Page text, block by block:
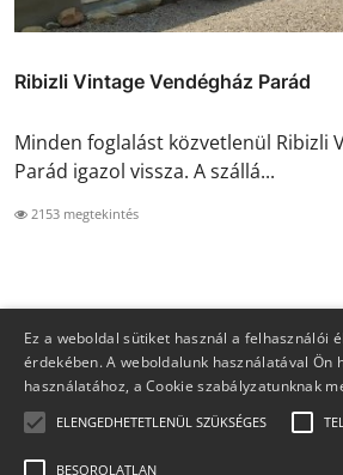
Ribizli Vintage Vendégház Parád
Minden foglalást közvetlenül Ribizli
Parád igazol vissza. A szállá...
2153 megtekintés
Ez a weboldal sütiket használ a felhasználói
érdekében. A weboldalunk használatával Ön
használatához, a Cookie szabályzatunknak
ELENGEDHETETLENÜL SZÜKSÉGES
BESOROLATLAN